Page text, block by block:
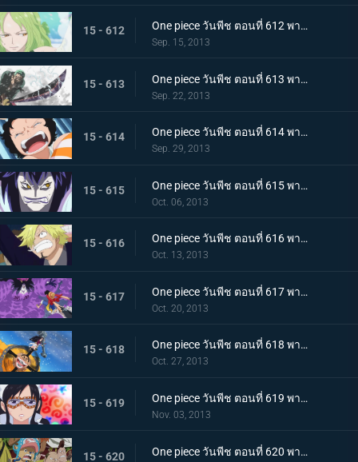
15 - 612 One piece วันพีช ตอนที่ 612 พากย์ไทย เสี่ยงตายกลางพายุหิมะ กลุ่มหมวกฟางปะทะสาวหิมะ
Sep. 15, 2013
15 - 613 One piece วันพีช ตอนที่ 613 พากย์ไทย ระเบิดท่าไม้ตาย! วิชาดาบเดียวไร้เทียมทานของโซโล!
Sep. 22, 2013
15 - 614 One piece วันพีช ตอนที่ 614 พากย์ไทย ปกป้องเพื่อนไว้! โมช่าวิ่งหนีสุดชีวิต
Sep. 29, 2013
15 - 615 One piece วันพีช ตอนที่ 615 พากย์ไทย ความโศกเศร้าของหนวดน้ำตาล! หนึ่งหมัดแห่งความโกรธของลูฟี่
Oct. 06, 2013
15 - 616 One piece วันพีช ตอนที่ 616 พากย์ไทย บทสรุปอันน่าตกใจ!!! สโมคเกอร์ ปะทะ เวอร์โก้!
Oct. 13, 2013
15 - 617 One piece วันพีช ตอนที่ 617 พากย์ไทย บดขยี้ซีซาร์! กริซลี่แม็กนั่มอันไร้เทียมทาน
Oct. 20, 2013
15 - 618 One piece วันพีช ตอนที่ 618 พากย์ไทย บุกโจมตี! มือสังหารจากเดรสโรซ่า
Oct. 27, 2013
15 - 619 One piece วันพีช ตอนที่ 619 พากย์ไทย อาละวาดสุดเหวี่ยง! แฟรงกี้โชกุนผู้ไร้เทียมทาน
Nov. 03, 2013
15 - 620 One piece วันพีช ตอนที่ 620 พากย์ไทย ไร้ทางหนีรอด! พังค์ฮาซาร์ดระเบิดครั้งใหญ่